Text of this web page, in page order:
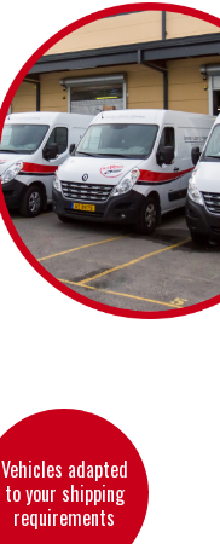
Vehicles adapted
to your shipping
requirements